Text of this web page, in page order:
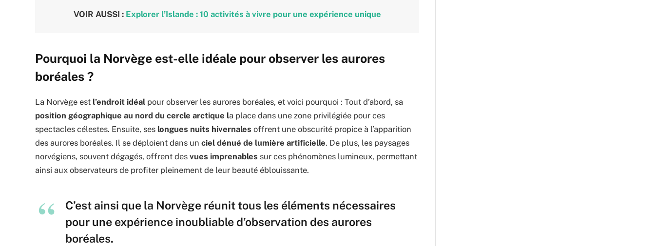
VOIR AUSSI : Explorer l’Islande : 10 activités à vivre pour une expérience unique
Pourquoi la Norvège est-elle idéale pour observer les aurores
boréales ?
La Norvège est l’endroit idéal pour observer les aurores boréales, et voici pourquoi : Tout d’abord, sa
position géographique au nord du cercle arctique la place dans une zone privilégiée pour ces
spectacles célestes. Ensuite, ses longues nuits hivernales offrent une obscurité propice à l’apparition
des aurores boréales. Il se déploient dans un ciel dénué de lumière artificielle. De plus, les paysages
norvégiens, souvent dégagés, offrent des vues imprenables sur ces phénomènes lumineux, permettant
ainsi aux observateurs de profiter pleinement de leur beauté éblouissante.
C’est ainsi que la Norvège réunit tous les éléments nécessaires
pour une expérience inoubliable d’observation des aurores
boréales.